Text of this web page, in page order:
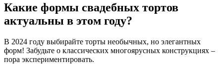
Какие формы свадебных тортов
актуальны в этом году?
В 2024 году выбирайте торты необычных, но элегантных
форм! Забудьте о классических многоярусных конструкциях –
пора экспериментировать.